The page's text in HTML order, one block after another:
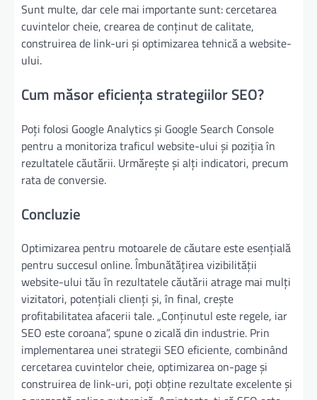
Sunt multe, dar cele mai importante sunt: cercetarea
cuvintelor cheie, crearea de conținut de calitate,
construirea de link-uri și optimizarea tehnică a website-
ului.
Cum măsor eficiența strategiilor SEO?
Poți folosi Google Analytics și Google Search Console
pentru a monitoriza traficul website-ului și poziția în
rezultatele căutării. Urmărește și alți indicatori, precum
rata de conversie.
Concluzie
Optimizarea pentru motoarele de căutare este esențială
pentru succesul online. Îmbunătățirea vizibilității
website-ului tău în rezultatele căutării atrage mai mulți
vizitatori, potențiali clienți și, în final, crește
profitabilitatea afacerii tale. „Conținutul este regele, iar
SEO este coroana”, spune o zicală din industrie. Prin
implementarea unei strategii SEO eficiente, combinând
cercetarea cuvintelor cheie, optimizarea on-page și
construirea de link-uri, poți obține rezultate excelente și